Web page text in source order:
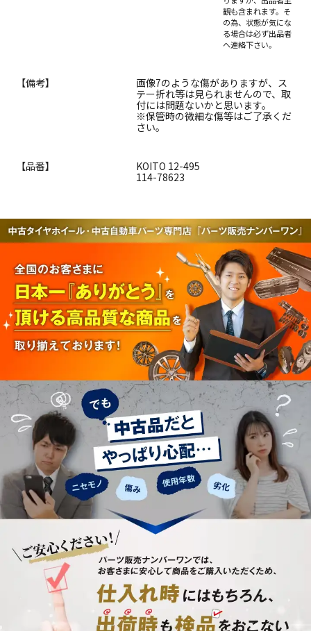
観も含まれます。そ
の為、状態が気にな
る場合は必ず出品者
へ連絡下さい。
【備考】
画像7のような傷がありますが、ス
テー折れ等は見られませんので、取
付には問題ないかと思います。
※保管時の微細な傷等はご了承くだ
さい。
【品番】
KOITO 12-495
114-78623